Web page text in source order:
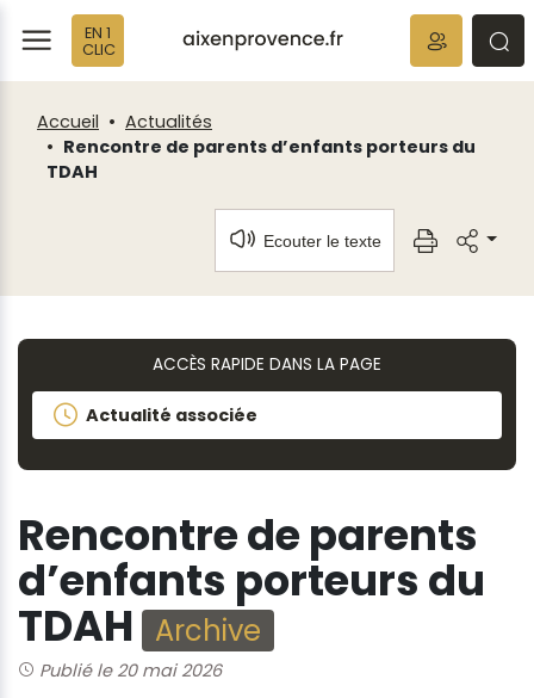
EN 1
CLIC
Accueil
Actualités
Rencontre de parents d’enfants porteurs du
TDAH
Ecouter le texte
ACCÈS RAPIDE DANS LA PAGE
Actualité associée
Rencontre de parents
d’enfants porteurs du
TDAH Archive
Publié le 20 mai 2026
Fenêtre
de
chat
Panneau de gestion des cookies